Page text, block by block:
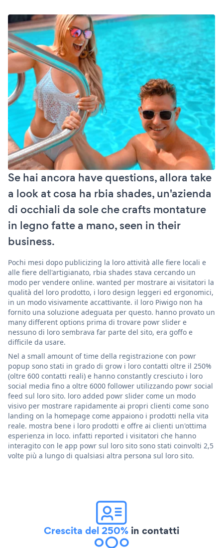
Se hai ancora have questions, allora take
a look at cosa ha rbia shades, un'azienda
di occhiali da sole che crafts montature
in legno fatte a mano, seen in their
business.
Pochi mesi dopo publicizing la loro attività alle fiere locali e
alle fiere dell'artigianato, rbia shades stava cercando un
modo per vendere online. wanted per mostrare ai visitatori la
qualità del loro prodotto, i loro design leggeri ed ergonomici,
in un modo visivamente accattivante. il loro Piwigo non ha
fornito una soluzione adeguata per questo. hanno provato un
many different options prima di trovare powr slider e
nessuno di loro sembrava far parte del sito, era goffo e
difficile da usare.
Nel a small amount of time della registrazione con powr
popup sono stati in grado di grow i loro contatti oltre il 250%
(oltre 600 contatti reali) e hanno constantly cresciuto i loro
social media fino a oltre 6000 follower utilizzando powr social
feed sul loro sito. loro added powr slider come un modo
visivo per mostrare rapidamente ai propri clienti come sono
landing on la homepage come appaiono i prodotti nella vita
reale. mostra bene i loro prodotti e offre ai clienti un'ottima
esperienza in loco. infatti reported i visitatori che hanno
interagito con le app powr sul loro sito sono stati coinvolti 2,5
volte più a lungo di qualsiasi altra persona sul loro sito.
Crescita del 250% in contatti